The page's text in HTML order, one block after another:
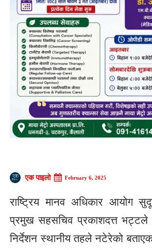
एक पाइलो February 6, 2025
राष्ट्रिय मानव अधिकार आयोग
प्रमुख सहसचिव प्रकाशदत्त भट्टले
निर्देशन स्थानीय तहले नटेरेको